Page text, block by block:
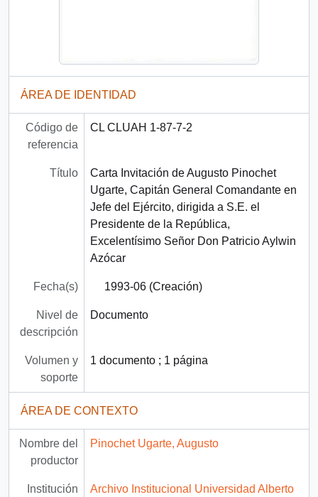
ÁREA DE IDENTIDAD
Código de
referencia
CL CLUAH 1-87-7-2
Título
Carta Invitación de Augusto Pinochet
Ugarte, Capitán General Comandante en
Jefe del Ejército, dirigida a S.E. el
Presidente de la República,
Excelentísimo Señor Don Patricio Aylwin
Azócar
Fecha(s) 1993-06 (Creación)
Nivel de
descripción
Documento
Volumen y
soporte
1 documento ; 1 página
ÁREA DE CONTEXTO
Nombre del
productor
Pinochet Ugarte, Augusto
Institución
Archivo Institucional Universidad Alberto